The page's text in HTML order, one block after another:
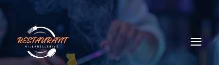
Aller
au
contenu